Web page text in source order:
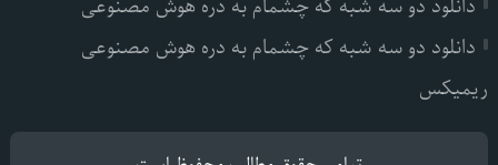
دانلود دو سه شبه که چشمام به دره هوش مصنوعی
دانلود دو سه شبه که چشمام به دره هوش مصنوعی
ریمیکس